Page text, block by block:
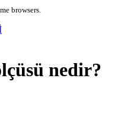
browsers.
nedir?